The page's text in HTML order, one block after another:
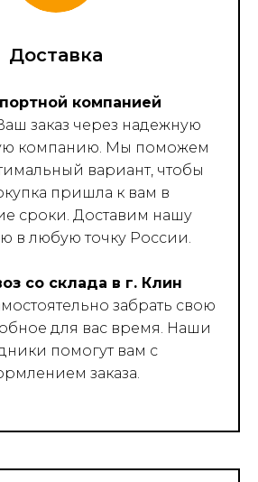
Доставка
компанией
заказ через надежную
компанию. Мы поможем
вариант, чтобы
пришла к вам в
сроки. Доставим нашу
в любую точку России.
со склада в г. Клин
забрать свою
для вас время. Наши
помогут вам с
заказа.